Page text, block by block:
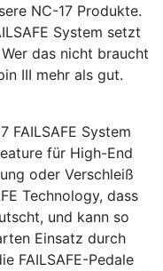
NC-17 Produkte.
System setzt
das nicht braucht
III mehr als gut.
FAILSAFE System
für High-End
oder Verschleiß
Technology, dass
und kann so
Einsatz durch
FAILSAFE-Pedale